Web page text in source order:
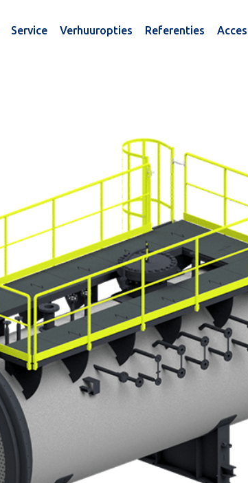
Service Verhuuropties Referenties